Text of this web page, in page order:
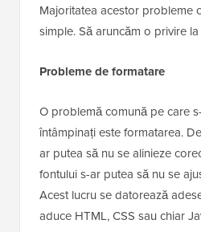
Majoritatea acestor probleme
simple. Să aruncăm o privire
Probleme de formatare
O problemă comună pe care
întâmpinați este formatarea.
ar putea să nu se alinieze
fontului s-ar putea să nu se
Acest lucru se datorează
aduce HTML, CSS sau chiar